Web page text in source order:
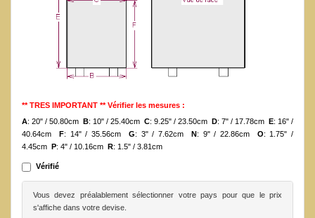
** TRES IMPORTANT ** Vérifier les mesures :
A: 20" / 50.80cm B: 10" / 25.40cm C: 9.25" / 23.50cm D: 7" / 17.78cm E: 16" /
40.64cmF: 14" / 35.56cmG: 3" / 7.62cm N: 9" / 22.86cm O: 1.75" /
4.45cm P: 4" / 10.16cm R: 1.5" / 3.81cm
Vérifié
Vous devez préalablement sélectionner votre pays pour que le prix
s'affiche dans votre devise.